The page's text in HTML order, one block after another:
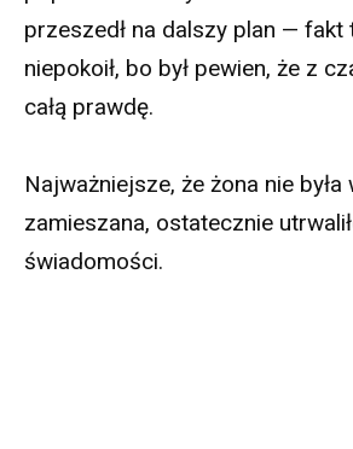
przeszedł na dalszy plan — fakt
niepokoił, bo był pewien, że z
całą prawdę.
Najważniejsze, że żona nie była
zamieszana, ostatecznie
świadomości.